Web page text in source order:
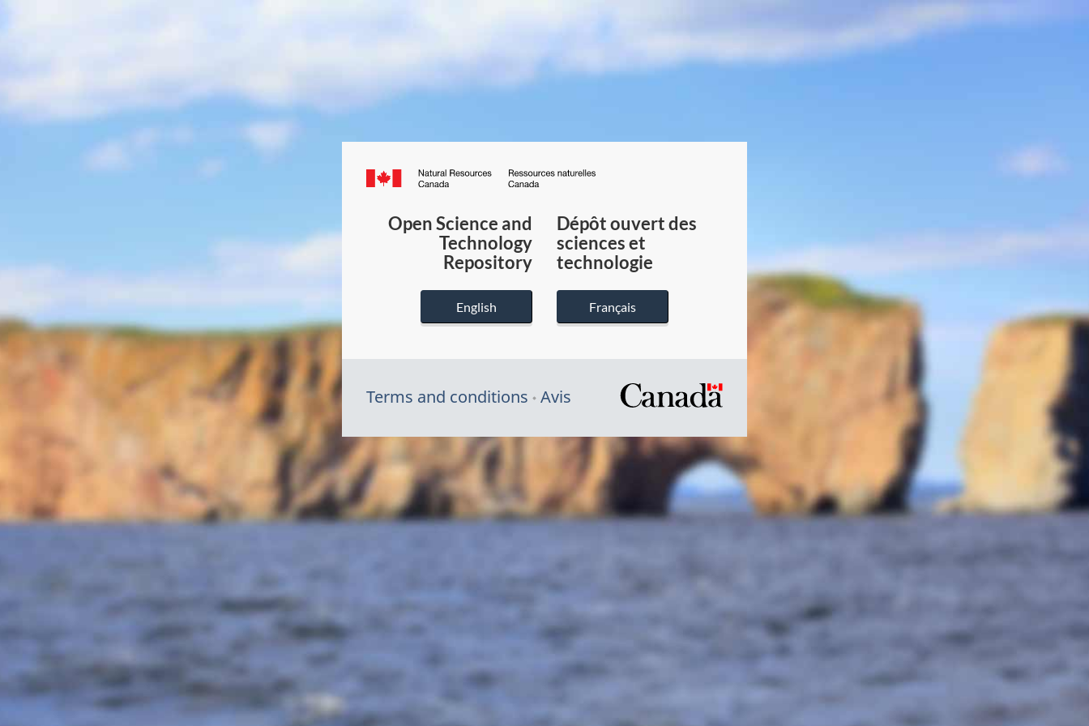
Canada.ca
du
Canada
Open Science and
Technology
Repository
English
Dépôt ouvert des
sciences et
technologie
Français
Terms and conditions Avis
/
du
gouvernement
du